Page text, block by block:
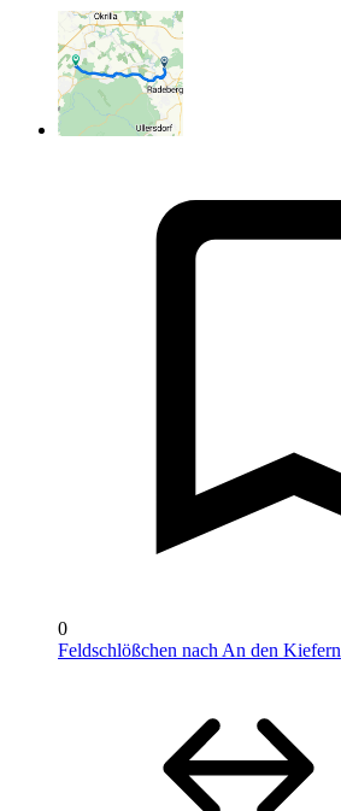
0
Feldschlößchen nach An den Kiefern